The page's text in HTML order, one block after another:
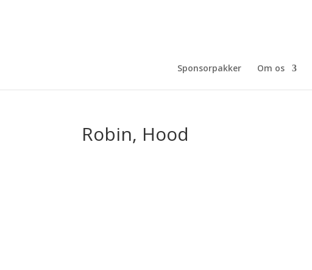
Sponsorpakker Om os
Robin, Hood